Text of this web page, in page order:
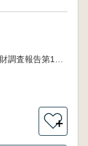
山口市埋蔵文化財調査報告第109集
＋